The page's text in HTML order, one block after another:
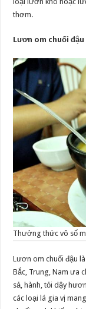
thơm.
Lươn om chuối đậu
Thưởng thức vô số
Lươn om chuối đậu
Bắc, Trung, Nam ưa
sả, hành, tỏi dậy
các loại lá gia vị